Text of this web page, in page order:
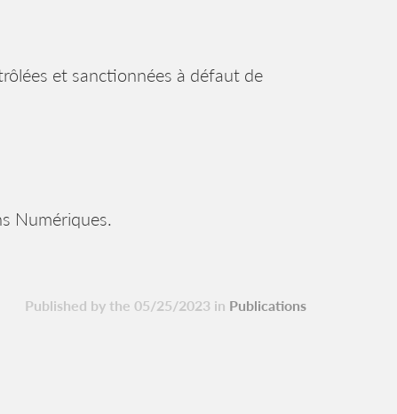
et sanctionnées à défaut de
Numériques.
Published by the 05/25/2023 in Publications